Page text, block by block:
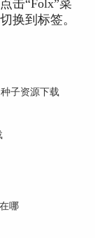
击“Folx”菜
换到标签。
种子资源下载
哪